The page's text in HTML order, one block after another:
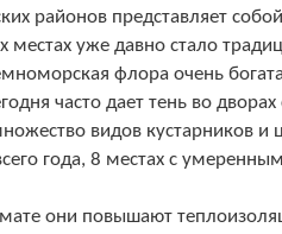
районов представляет
уже давно стало
флора очень
часто дает тень во
видов кустарников и
года, 8 местах с
они повышают